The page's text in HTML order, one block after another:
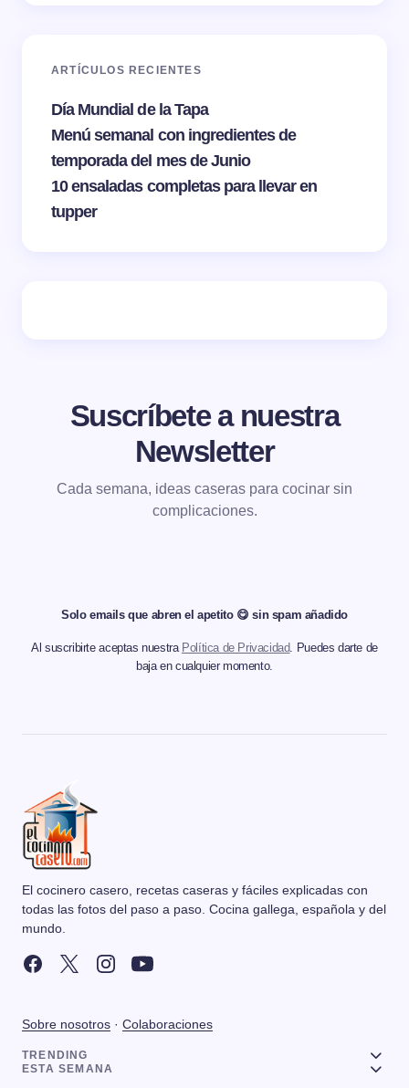
ARTÍCULOS RECIENTES
Día Mundial de la Tapa
Menú semanal con ingredientes de
temporada del mes de Junio
10 ensaladas completas para llevar en
tupper
Suscríbete a nuestra
Newsletter
Cada semana, ideas caseras para cocinar sin
complicaciones.
Solo emails que abren el apetito 😋 sin spam añadido
Al suscribirte aceptas nuestra Política de Privacidad. Puedes darte de
baja en cualquier momento.
El cocinero casero, recetas caseras y fáciles explicadas con
todas las fotos del paso a paso. Cocina gallega, española y del
mundo.
Sobre nosotros · Colaboraciones
TRENDING
ESTA SEMANA